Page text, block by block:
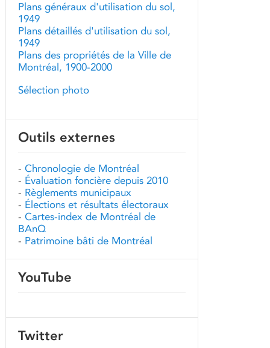
Plans généraux d'utilisation du sol,
1949
Plans détaillés d'utilisation du sol,
1949
Plans des propriétés de la Ville de
Montréal, 1900-2000
Sélection photo
Outils externes
- Chronologie de Montréal
- Évaluation foncière depuis 2010
- Règlements municipaux
- Élections et résultats électoraux
- Cartes-index de Montréal de
BAnQ
- Patrimoine bâti de Montréal
YouTube
Twitter